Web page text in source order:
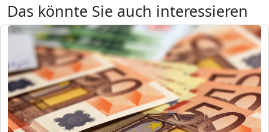
Das könnte Sie auch interessieren